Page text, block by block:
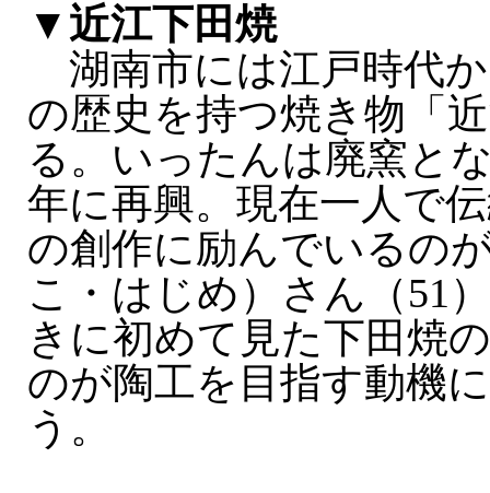
▼近江下田焼
湖南市には江戸時代
の歴史を持つ焼き物「
る。いったんは廃窯と
年に再興。現在一人で
の創作に励んでいるの
こ・はじめ）さん（51
きに初めて見た下田焼
のが陶工を目指す動機
う。